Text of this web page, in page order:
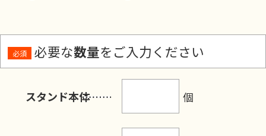
必須 必要な数量をご入力ください
スタンド本体 個